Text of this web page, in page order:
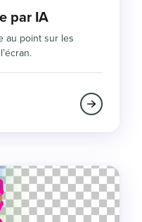
par IA
au point sur les